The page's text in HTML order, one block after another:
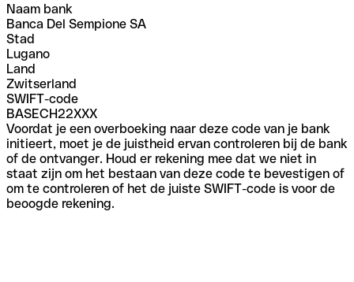
Naam bank
Banca Del Sempione SA
Stad
Lugano
Land
Zwitserland
SWIFT-code
BASECH22XXX
Voordat je een overboeking naar deze code van je bank
initieert, moet je de juistheid ervan controleren bij de bank
of de ontvanger. Houd er rekening mee dat we niet in
staat zijn om het bestaan van deze code te bevestigen of
om te controleren of het de juiste SWIFT-code is voor de
beoogde rekening.